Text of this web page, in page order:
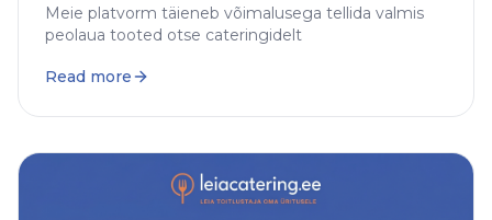
Meie platvorm täieneb võimalusega tellida valmis
peolaua tooted otse cateringidelt
Read more